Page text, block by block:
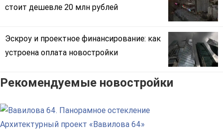
стоит дешевле 20 млн рублей
Эскроу и проектное финансирование: как
устроена оплата новостройки
Рекомендуемые новостройки
Архитектурный проект «Вавилова 64»